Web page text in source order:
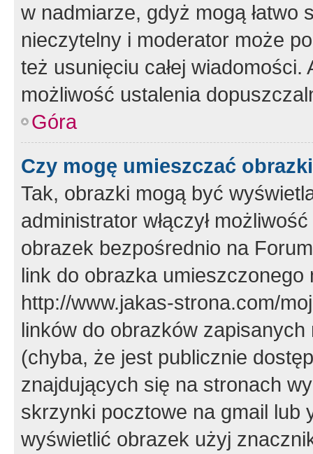
w nadmiarze, gdyż mogą
nieczytelny i moderator może
też usunięciu całej
możliwość ustalenia
Góra
Czy mogę umieszczać
Tak, obrazki mogą być
administrator włączył
obrazek bezpośrednio na
link do obrazka
http://www.jakas-strona.com/
linków do obrazków
(chyba, że jest publicznie
znajdujących się na stronach
skrzynki pocztowe na gmail lub
wyświetlić obrazek użyj